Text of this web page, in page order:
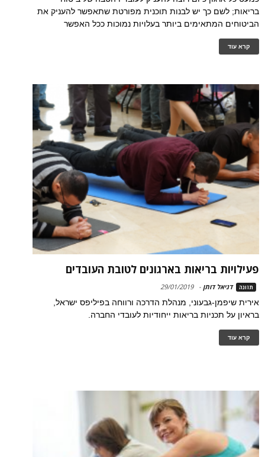
בריאות; לשם כך יש לבנות תוכנית מפורטת שתאפשר להעניק את
הביטוחים המתאימים ביותר בעלויות נמוכות ככל האפשר
קרא עוד
פעילויות בריאות בארגונים לטובת העובדים
תזונה דניאל דותן -
29/01/2019
אירית שיפמן-גבעוני, מנהלת הדרכה ורווחה בפיליפס ישראל,
בראיון על תכניות בריאות ייחודיות לעובדי החברה.
קרא עוד